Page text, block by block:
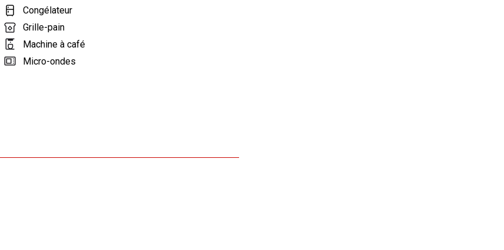
Congélateur
Grille-pain
Machine à café
Micro-ondes